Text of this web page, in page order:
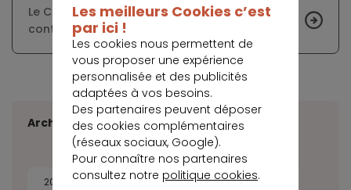
Le CNCEF Crédit met en garde les particuliers
contre les fausses offres de crédit immobilier
Archives
2026 2025 2024
Les meilleurs Cookies c’est
par ici !
Les cookies nous permettent de
vous proposer une expérience
personnalisée et des publicités
adaptées à vos besoins.
Des partenaires peuvent déposer
des cookies complémentaires
(réseaux sociaux, Google).
Pour connaître nos partenaires
consultez notre politique cookies.